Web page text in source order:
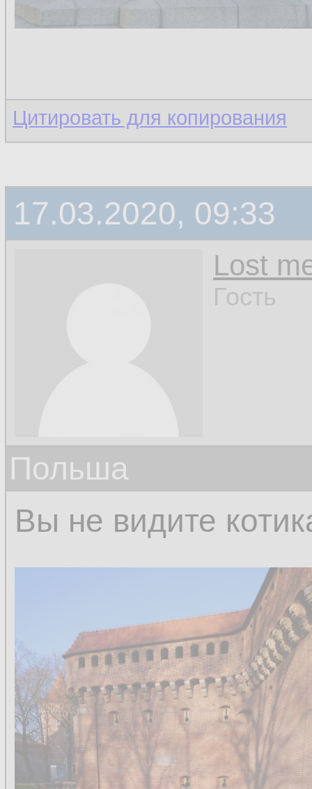
Цитировать для копирования
17.03.2020, 09:33
Lost
Гость
Польша
Вы не видите